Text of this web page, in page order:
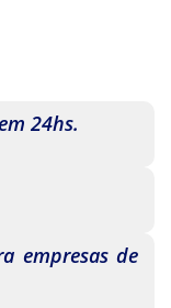
24hs.
empresas de